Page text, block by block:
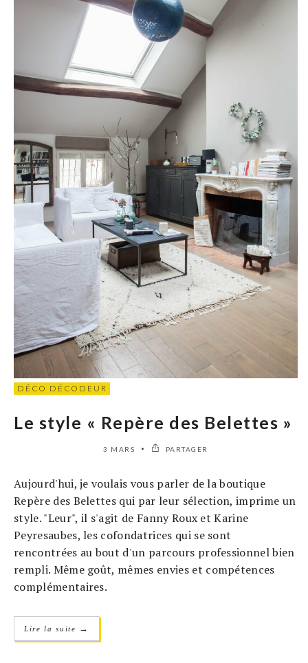
DÉCO DÉCODEUR
Le style « Repère des Belettes »
3 MARS PARTAGER
Aujourd'hui, je voulais vous parler de la boutique
Repère des Belettes qui par leur sélection, imprime un
style. "Leur", il s'agit de Fanny Roux et Karine
Peyresaubes, les cofondatrices qui se sont
rencontrées au bout d'un parcours professionnel bien
rempli. Même goût, mêmes envies et compétences
complémentaires.
Lire la suite →